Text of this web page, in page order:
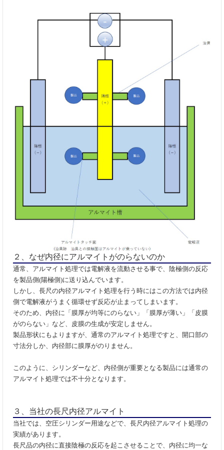
２、なぜ内径にアルマイトがのらないのか
通常、アルマイト処理では電解液を流動させる事で、陰極側の反応
を製品側(陽極側)に送り込んでいます。
しかし、長尺の内径アルマイト処理を行う時にはこの方法では内径
側で電解液がうまく循環せず反応が止まってしまいます。
そのため、内径に「膜厚が均等にのらない」「膜厚が薄い」「皮膜
がのらない」など、皮膜の生成が安定しません。
製品形状にもよりますが、通常のアルマイト処理ですと、開口部の
寸法分しか、内径部に 膜厚がのりません。
このように、シリンダーなど、内径側が重要となる製品には通常の
アルマイト処理では不十分となります。
３、当社の長尺内径アルマイト
当社では、空圧シリンダー用途などで、長尺内径アルマイト処理の
実績があります。
長尺品の内径に直接陰極の反応を起こさせることで、内径に均一な